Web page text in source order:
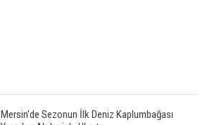
Mersin'de Sezonun İlk Deniz Kaplumbağası